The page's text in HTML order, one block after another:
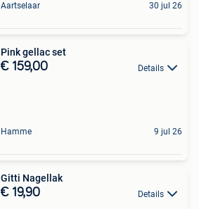
Aartselaar 30 jul 26
Pink gellac set
€ 159,00 Details
Hamme 9 jul 26
Gitti Nagellak
€ 19,90 Details